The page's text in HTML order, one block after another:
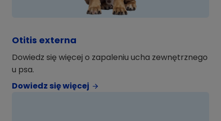
Otitis externa
Dowiedz się więcej o zapaleniu ucha zewnętrznego
u psa.
Dowiedz się więcej